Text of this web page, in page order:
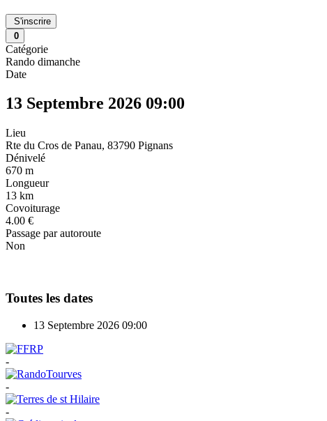
S'inscrire
0
Catégorie
Rando dimanche
Date
13 Septembre 2026 09:00
Lieu
Rte du Cros de Panau, 83790 Pignans
Dénivelé
670 m
Longueur
13 km
Covoiturage
4.00 €
Passage par autoroute
Non
Toutes les dates
13 Septembre 2026 09:00
-
-
-